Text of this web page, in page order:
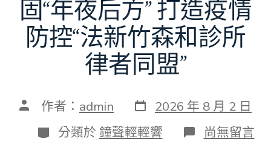
固“年夜后方” 打造疫情
防控“法新竹森和診所
律者同盟”
文 作者： admin 發
表
日
期
2026 年 8 月 2 日
分
類
分類於 鐘聲輕輕響 在
〈市
尚無留言